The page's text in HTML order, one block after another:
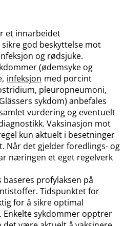
et innarbeidet
god beskyttelse mot
og rødsjuke.
(ødemsyke og
infeksjon med porcint
pleuropneumoni,
sykdom) anbefales
vurdering og eventuelt
Vaksinasjon mot
kun aktuelt i besetninger
Når det gjelder foredlings- og
næringen et eget regelverk
profylaksen på
Tidspunktet for
for å sikre optimal
Enkelte sykdommer opptrer